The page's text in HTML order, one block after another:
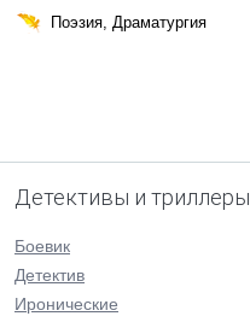
Поэзия, Драматургия
Детективы и триллеры
Боевик
Детектив
Иронические